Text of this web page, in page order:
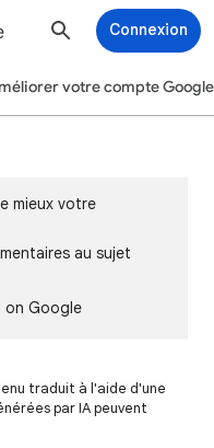
Connexion
votre compte Google
mieux votre
au sujet
Google
traduit à l'aide d'une
par IA peuvent